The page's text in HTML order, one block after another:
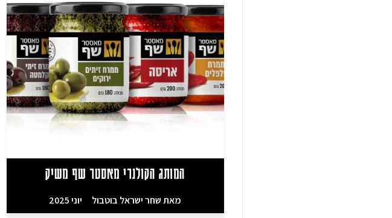
המותג הקולנרי מאסטר שף משיק
מאת שחר ישראל בוטבול יוני 2025